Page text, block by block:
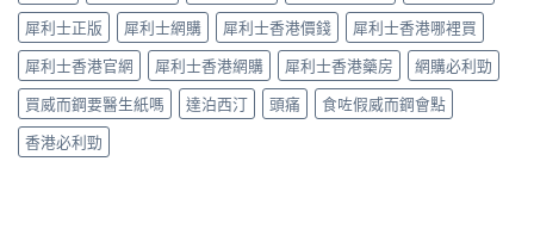
見
效、
最
長
36
小
時、
正
整
解
析〉
中
犀利士正版
犀利士網購 犀利士香港價錢
犀利士香港哪裡買
犀利士香港官網
犀利士香港網購 犀利士香港藥房
網購必利勁
買威而鋼要醫生紙嗎
達泊西汀 頭痛
食咗假威而鋼會點
香港必利勁